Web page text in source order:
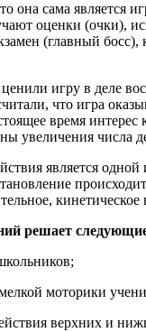
она сама
оценки (очки),
(главный
игру в деле
что игра
время
увеличения числа
является
решает
моторики
верхних и